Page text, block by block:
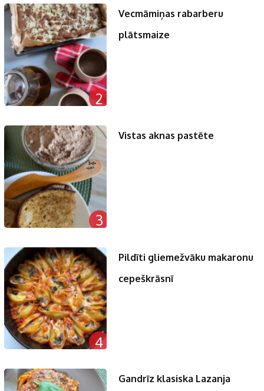
2
Vecmāmiņas rabarberu
plātsmaize
3
Vistas aknas pastēte
4
Pildīti gliemežvāku makaronu
cepeškrāsnī
Gandrīz klasiska Lazanja